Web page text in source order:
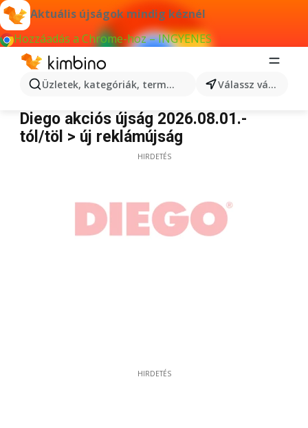
Aktuális újságok mindig kéznél
Hozzáadás a Chrome-hoz – INGYENES
Üzletek, kategóriák, termékek keresése... Válassz várost
Diego
Diego akciós újság 2026.08.01.-
tól/töl > új reklámújság
HIRDETÉS
HIRDETÉS